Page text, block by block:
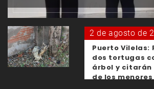
2 de agosto de
Puerto Vilelas:
dos tortugas
árbol y citarán
de los